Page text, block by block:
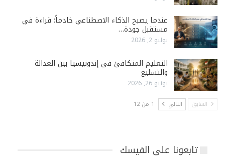
عندما يصبح الذكاء الاصطناعي خادماً: قراءة في
مستقبل جودة…
يوليو 2, 2026
التعليم المتكافئ في إندونيسيا بين العدالة
والتسليع
يونيو 26, 2026
السابق التالي 1 من 12
تابعونا على الفيسك